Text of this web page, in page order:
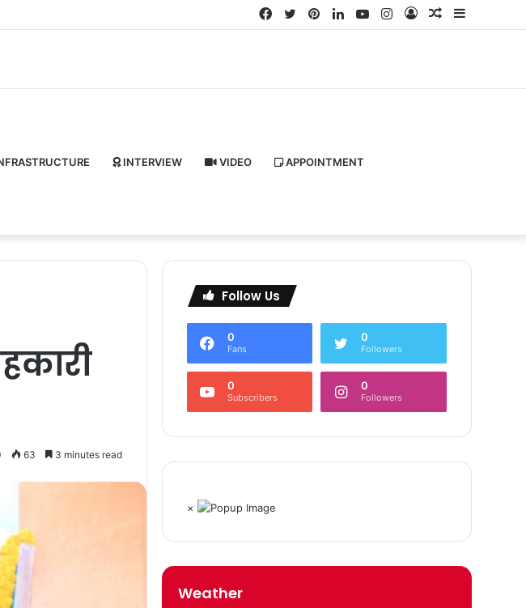
Sidebar
Random
Log
Instagram
YouTube
LinkedIn
Pinterest
Twitter
Facebook
INTERVIEW VIDEO APPOINTMENT
63 3 minutes read
Follow Us
0
Fans
0
Followers
0
Subscribers
0
Followers
×
Weather